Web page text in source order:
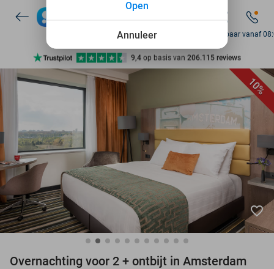
7 dagen per week beschikbaar
10+ miljoen leden
9,4 op basis van 206.115 reviews
Ontdek 15.000+ deals
7 dagen per week beschikbaar
10+ miljoen leden
Bereikbaar vanaf
10%
favorite_border
Overnachting voor 2 + ontbijt in Amsterdam
Annuleer
Open